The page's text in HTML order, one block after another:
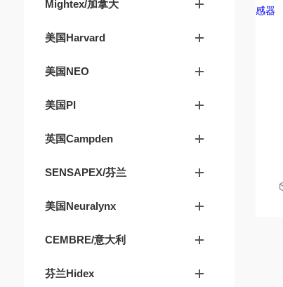
Mightex/加拿大
美国Harvard
美国NEO
美国PI
英国Campden
SENSAPEX/芬兰
美国Neuralynx
CEMBRE/意大利
芬兰Hidex